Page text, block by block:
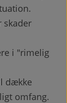
skader
i "rimelig
dække
omfang.